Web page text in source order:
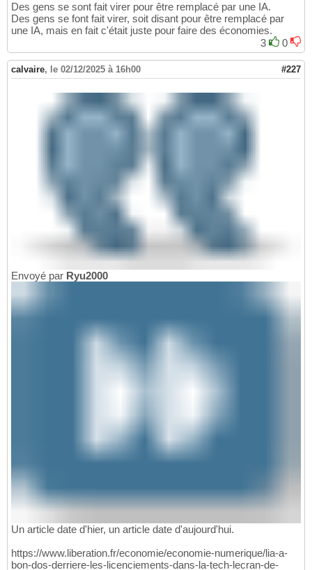
Des gens se sont fait virer pour être remplacé par une IA.
Des gens se font fait virer, soit disant pour être remplacé par
une IA, mais en fait c'était juste pour faire des économies.
3
0
calvaire, le 02/12/2025 à 16h00 #227
Envoyé par Ryu2000
Un article date d'hier, un article date d'aujourd'hui.
https://www.liberation.fr/economie/economie-numerique/lia-a-
bon-dos-derriere-les-licenciements-dans-la-tech-lecran-de-